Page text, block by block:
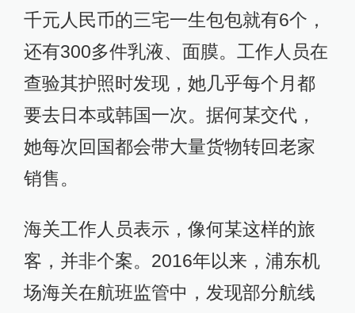
千元人民币的三宅一生包包就有6个，
还有300多件乳液、面膜。工作人员在
查验其护照时发现，她几乎每个月都
要去日本或韩国一次。据何某交代，
她每次回国都会带大量货物转回老家
销售。
海关工作人员表示，像何某这样的旅
客，并非个案。2016年以来，浦东机
场海关在航班监管中，发现部分航线